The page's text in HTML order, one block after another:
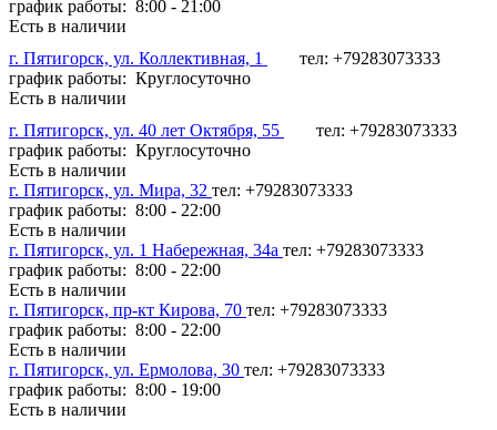
график работы: 8:00 - 21:00
Есть в наличии
г. Пятигорск, ул. Коллективная, 1
тел: +79283073333
график работы: Круглосуточно
Есть в наличии
г. Пятигорск, ул. 40 лет Октября, 55
тел: +79283073333
график работы: Круглосуточно
Есть в наличии
г. Пятигорск, ул. Мира, 32 тел: +79283073333
график работы: 8:00 - 22:00
Есть в наличии
г. Пятигорск, ул. 1 Набережная, 34а тел: +79283073333
график работы: 8:00 - 22:00
Есть в наличии
г. Пятигорск, пр-кт Кирова, 70 тел: +79283073333
график работы: 8:00 - 22:00
Есть в наличии
г. Пятигорск, ул. Ермолова, 30 тел: +79283073333
график работы: 8:00 - 19:00
Есть в наличии